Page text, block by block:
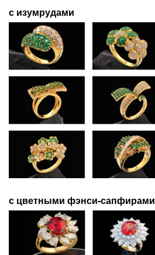
с изумрудами
с цветными фэнси-сапфирами